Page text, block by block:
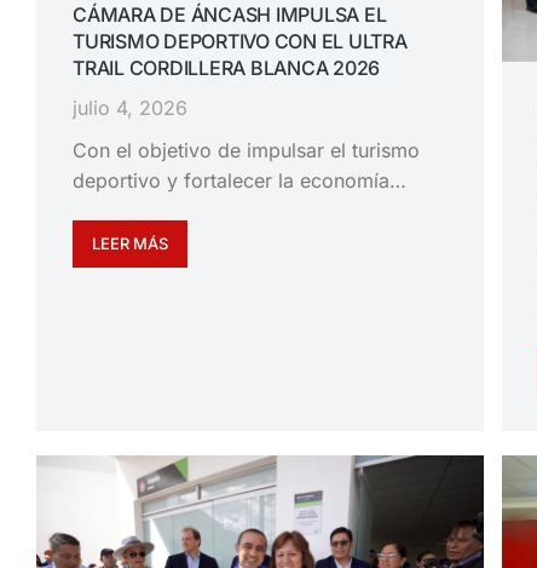
CÁMARA DE ÁNCASH IMPULSA EL
TURISMO DEPORTIVO CON EL ULTRA
TRAIL CORDILLERA BLANCA 2026
julio 4, 2026
Con el objetivo de impulsar el turismo
deportivo y fortalecer la economía…
LEER MÁS